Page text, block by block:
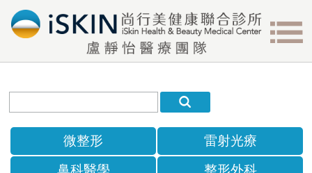
微整形
鼻科醫學
雷射光療
整形外科